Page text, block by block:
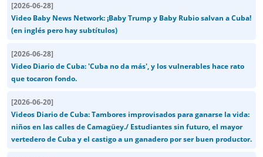
[2026-06-28]
Video Baby News Network: ¡Baby Trump y Baby Rubio salvan a Cuba!
(en inglés pero hay subtítulos)
[2026-06-28]
Video Diario de Cuba: 'Cuba no da más', y los vulnerables hace rato
que tocaron fondo.
[2026-06-20]
Videos Diario de Cuba: Tambores improvisados para ganarse la vida:
niños en las calles de Camagüey./ Estudiantes sin futuro, el mayor
vertedero de Cuba y el castigo a un ganadero por ser buen productor.